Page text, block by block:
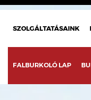
SZOLGÁLTATÁSAINK
FALBURKOLÓ LAP